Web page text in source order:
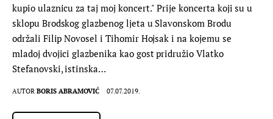
kupio ulaznicu za taj moj koncert." Prije koncerta koji su u
sklopu Brodskog glazbenog ljeta u Slavonskom Brodu
održali Filip Novosel i Tihomir Hojsak i na kojemu se
mladoj dvojici glazbenika kao gost pridružio Vlatko
Stefanovski, istinska…
AUTOR BORIS ABRAMOVIĆ 07.07.2019.